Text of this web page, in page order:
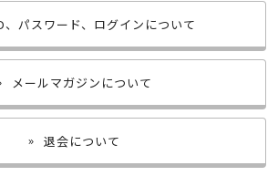
、パスワード、ログインについて
メールマガジンについて
退会について